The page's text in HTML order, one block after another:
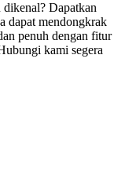
Dapatkan
dapat mendongkrak
penuh dengan fitur
kami segera